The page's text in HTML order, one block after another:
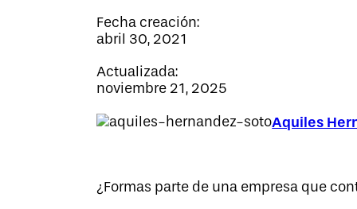
Fecha creación:
abril 30, 2021
Actualizada:
noviembre 21, 2025
Aquiles
¿Formas parte de una empresa que